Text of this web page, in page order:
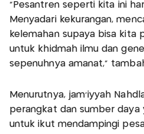
“Pesantren seperti kita ini
Menyadari kekurangan,
kelemahan supaya bisa kita
untuk khidmah ilmu dan
sepenuhnya amanat,”
Menurutnya, jam’iyyah
perangkat dan sumber daya
untuk ikut mendampingi